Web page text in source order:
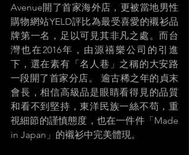
Avenue開了首家海外店，更被當地男性
購物網站YELD評比為最受喜愛的襯衫品
牌第一名，足以可見其非凡之處。而台
灣也在2016年，由源禧樂公司的引進
下，選在素有「名人巷」之稱的大安路
一段開了首家分店。 逾古稀之年的貞末
會長，相信高級品是眼睛看得見的品質
和看不到堅持，東洋民族一絲不苟，重
視細節的謹慎態度，也在一件件「Made
in Japan」的襯衫中完美體現。